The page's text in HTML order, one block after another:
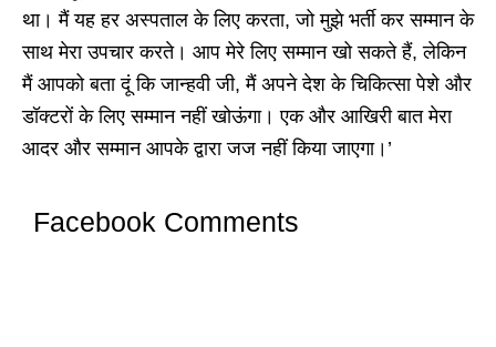
था। मैं यह हर अस्पताल के लिए करता, जो मुझे भर्ती कर सम्मान के
साथ मेरा उपचार करते। आप मेरे लिए सम्मान खो सकते हैं, लेकिन
मैं आपको बता दूं कि जान्हवी जी, मैं अपने देश के चिकित्सा पेशे और
डॉक्टरों के लिए सम्मान नहीं खोऊंगा। एक और आखिरी बात मेरा
आदर और सम्मान आपके द्वारा जज नहीं किया जाएगा।’
Facebook Comments